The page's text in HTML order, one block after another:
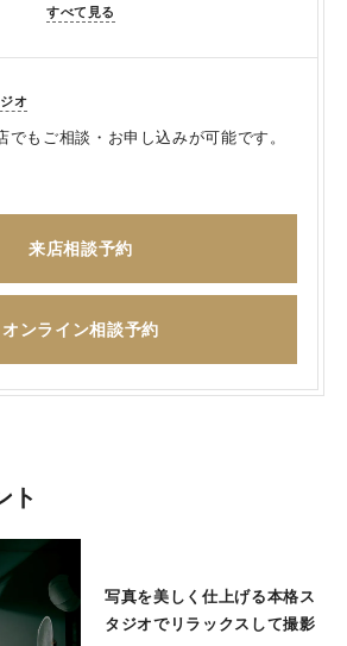
すべて見る
オ
でもご相談・お申し込みが可能です。
来店相談予約
オンライン相談予約
ト
写真を美しく仕上げる本格ス
タジオでリラックスして撮影